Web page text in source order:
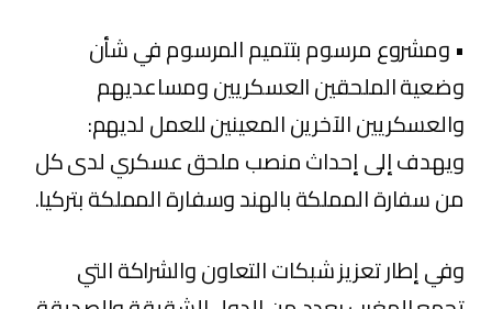
• ومشروع مرسوم بتتميم المرسوم في شأن
وضعية الملحقين العسكريين ومساعديهم
والعسكريين الآخرين المعينين للعمل لديهم:
ويهدف إلى إحداث منصب ملحق عسكري لدى كل
من سفارة المملكة بالهند وسفارة المملكة بتركيا.
وفي إطار تعزيز شبكات التعاون والشراكة التي